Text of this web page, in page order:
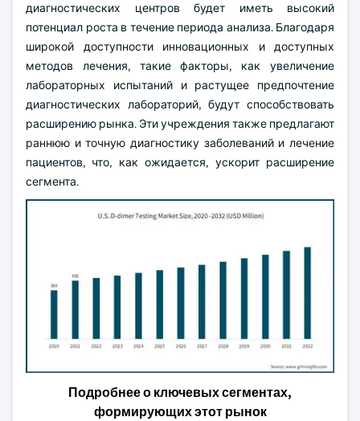
диагностических центров будет иметь высокий
потенциал роста в течение периода анализа. Благодаря
широкой доступности инновационных и доступных
методов лечения, такие факторы, как увеличение
лабораторных испытаний и растущее предпочтение
диагностических лабораторий, будут способствовать
расширению рынка. Эти учреждения также предлагают
раннюю и точную диагностику заболеваний и лечение
пациентов, что, как ожидается, ускорит расширение
сегмента.
Подробнее о ключевых сегментах,
формирующих этот рынок